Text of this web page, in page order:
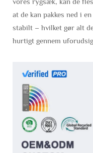
at de kan pakkes ned i
stabilt – hvilket gør alt
hurtigt gennem